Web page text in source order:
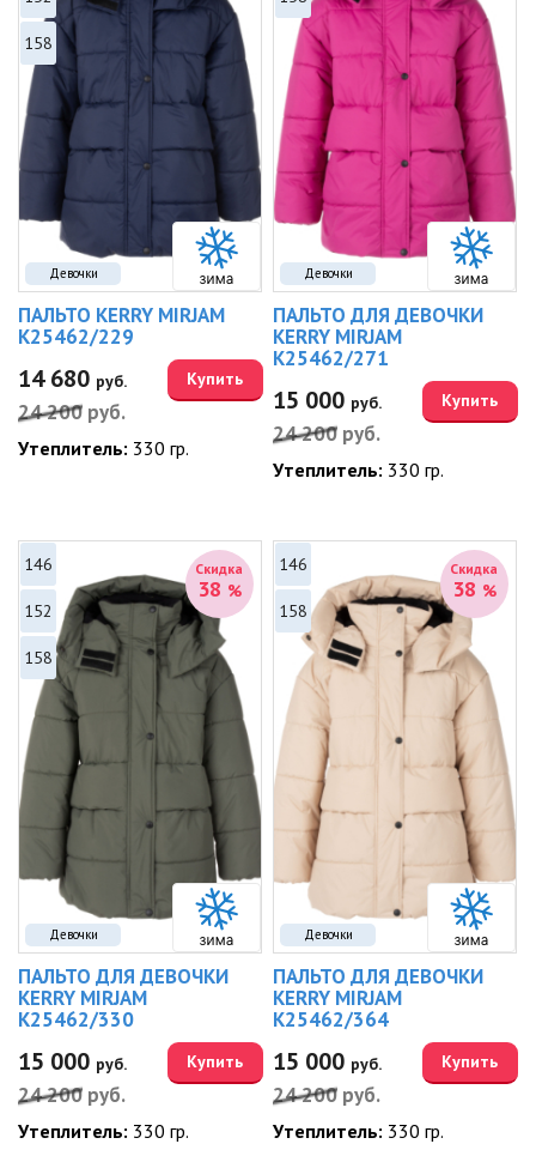
Девочки
158
ПАЛЬТО KERRY MIRJAM
K25462/229
14 680 руб.
24 200 руб.
Купить
Утеплитель: 330 гр.
Девочки
ПАЛЬТО ДЛЯ ДЕВОЧКИ
KERRY MIRJAM
K25462/271
15 000 руб.
24 200 руб.
Купить
Утеплитель: 330 гр.
Девочки
Скидка
38 %
146
152
158
ПАЛЬТО ДЛЯ ДЕВОЧКИ
KERRY MIRJAM
K25462/330
15 000 руб.
24 200 руб.
Купить
Утеплитель: 330 гр.
Девочки
Скидка
38 %
146
158
ПАЛЬТО ДЛЯ ДЕВОЧКИ
KERRY MIRJAM
K25462/364
15 000 руб.
24 200 руб.
Купить
Утеплитель: 330 гр.